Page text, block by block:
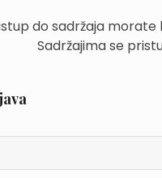
do sadržaja
Sadržajima se